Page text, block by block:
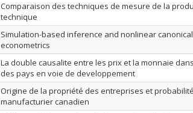
Comparaison des techniques de mesure de la
technique
Simulation-based inference and nonlinear
econometrics
La double causalite entre les prix et la monnaie
des pays en voie de developpement
Origine de la propriété des entreprises et
manufacturier canadien